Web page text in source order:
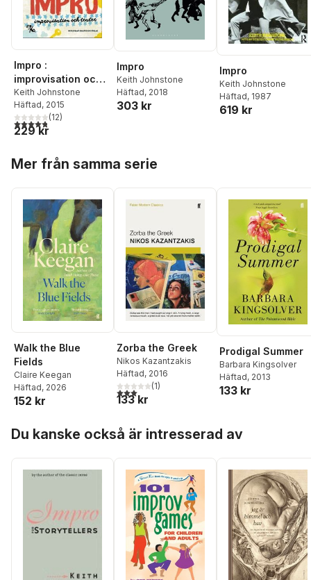
Impro :
improvisation och
teater
Keith Johnstone
Häftad, 2015
4,8utav 5 stjärnor. Totalt antal röster:
(12)
229 kr
Impro
Keith Johnstone
Häftad, 2018
303 kr
Impro
Keith Johnstone
Häftad, 1987
619 kr
Mer från samma serie
Walk the Blue
Fields
Claire Keegan
Häftad, 2026
152 kr
Zorba the Greek
Nikos Kazantzakis
Häftad, 2016
3,0utav 5 stjärnor. Totalt antal röster:
(1)
133 kr
Prodigal Summer
Barbara Kingsolver
Häftad, 2013
133 kr
Du kanske också är intresserad av